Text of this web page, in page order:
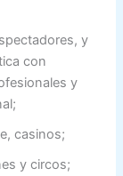
y
con
y
casinos;
y circos;